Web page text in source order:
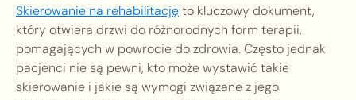
Skierowanie na rehabilitacjęto kluczowy dokument,
który otwiera drzwi do różnorodnych form terapii,
pomagających w powrocie do zdrowia. Często jednak
pacjenci nie są pewni, kto może wystawić takie
skierowanie i jakie są wymogi związane z jego